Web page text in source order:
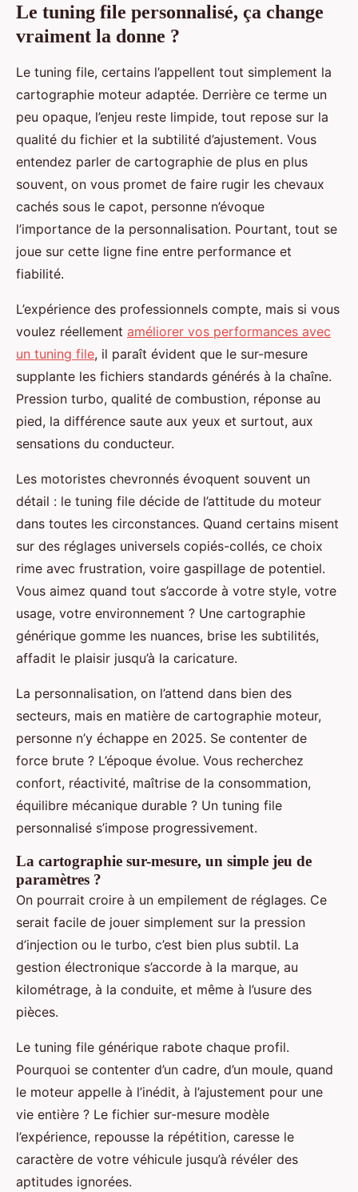
Le tuning file personnalisé, ça change
vraiment la donne ?
Le tuning file, certains l’appellent tout simplement la
cartographie moteur adaptée. Derrière ce terme un
peu opaque, l’enjeu reste limpide, tout repose sur la
qualité du fichier et la subtilité d’ajustement. Vous
entendez parler de cartographie de plus en plus
souvent, on vous promet de faire rugir les chevaux
cachés sous le capot, personne n’évoque
l’importance de la personnalisation. Pourtant, tout se
joue sur cette ligne fine entre performance et
fiabilité.
L’expérience des professionnels compte, mais si vous
voulez réellement améliorer vos performances avec
un tuning file, il paraît évident que le sur-mesure
supplante les fichiers standards générés à la chaîne.
Pression turbo, qualité de combustion, réponse au
pied, la différence saute aux yeux et surtout, aux
sensations du conducteur.
Les motoristes chevronnés évoquent souvent un
détail : le tuning file décide de l’attitude du moteur
dans toutes les circonstances. Quand certains misent
sur des réglages universels copiés-collés, ce choix
rime avec frustration, voire gaspillage de potentiel.
Vous aimez quand tout s’accorde à votre style, votre
usage, votre environnement ? Une cartographie
générique gomme les nuances, brise les subtilités,
affadit le plaisir jusqu’à la caricature.
La personnalisation, on l’attend dans bien des
secteurs, mais en matière de cartographie moteur,
personne n’y échappe en 2025. Se contenter de
force brute ? L’époque évolue. Vous recherchez
confort, réactivité, maîtrise de la consommation,
équilibre mécanique durable ? Un tuning file
personnalisé s’impose progressivement.
La cartographie sur-mesure, un simple jeu de
paramètres ?
On pourrait croire à un empilement de réglages. Ce
serait facile de jouer simplement sur la pression
d’injection ou le turbo, c’est bien plus subtil. La
gestion électronique s’accorde à la marque, au
kilométrage, à la conduite, et même à l’usure des
pièces.
Le tuning file générique rabote chaque profil.
Pourquoi se contenter d’un cadre, d’un moule, quand
le moteur appelle à l’inédit, à l’ajustement pour une
vie entière ? Le fichier sur-mesure modèle
l’expérience, repousse la répétition, caresse le
caractère de votre véhicule jusqu’à révéler des
aptitudes ignorées.